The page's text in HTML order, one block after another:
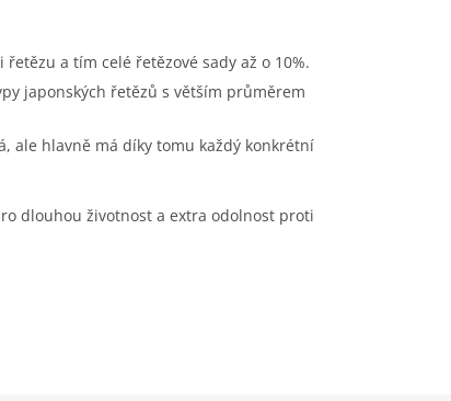
a tím celé řetězové sady až o 10%.
japonských řetězů s větším průměrem
ale hlavně má díky tomu každý konkrétní
dlouhou životnost a extra odolnost proti